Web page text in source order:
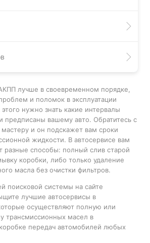
лучше в своевременном порядке,
и поломок в эксплуатации
нужно знать какие интервалы
предписаны вашему авто. Обратитесь с
и он подскажет вам сроки
жидкости. В автосервисе вам
разные способы: полный слив старой
коробки, либо только удаление
масла без очистки фильтров.
поисковой системы на сайте
лучшие автосервисы в
осуществляют полную или
трансмиссионных масел в
передач автомобилей любых